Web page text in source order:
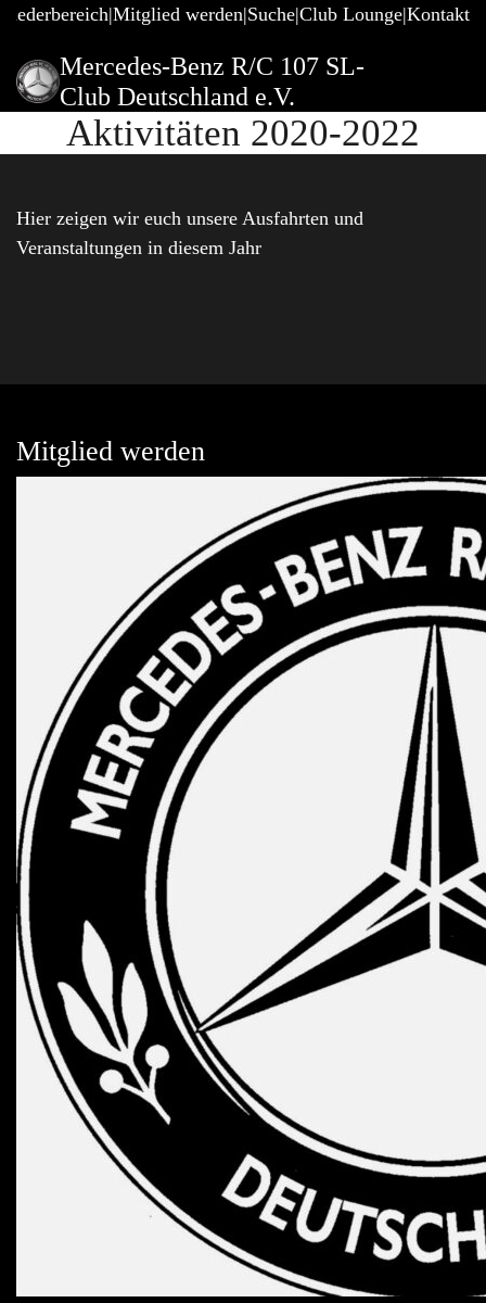
Mitglied werden Suche Club Lounge Kontakt
Mercedes-Benz R/C 107 SL-
Club Deutschland e.V.
Aktivitäten 2020-2022
Hier zeigen wir euch unsere Ausfahrten und
Veranstaltungen in diesem Jahr
Mitglied werden